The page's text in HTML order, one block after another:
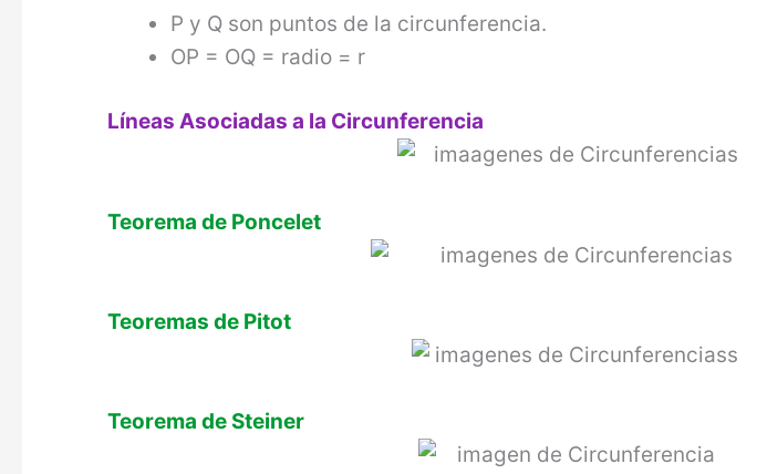
P y Q son puntos de la circunferencia.
OP = OQ = radio = r
Líneas Asociadas a la Circunferencia
Teorema de Poncelet
Teoremas de Pitot
Teorema de Steiner